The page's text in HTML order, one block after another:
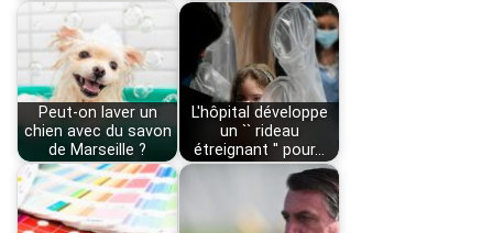
Peut-on laver un
chien avec du savon
de Marseille ?
L'hôpital développe
un `` rideau
étreignant '' pour…